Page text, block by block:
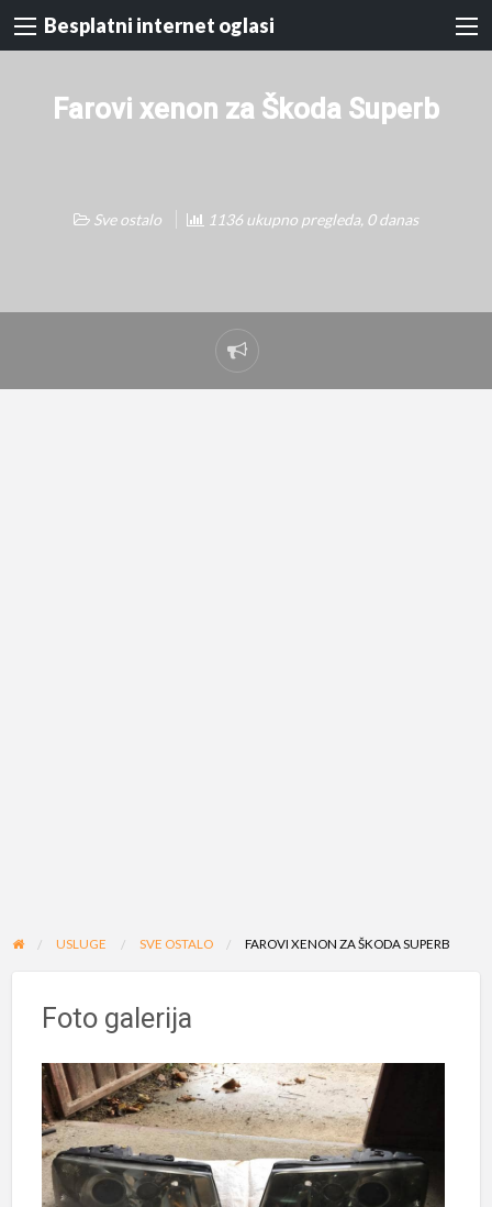
Besplatni internet oglasi
Farovi xenon za Škoda Superb
Sve ostalo 1136 ukupno pregleda, 0 danas
Prijavi
problem
USLUGE SVE OSTALO FAROVI XENON ZA ŠKODA SUPERB
Foto galerija